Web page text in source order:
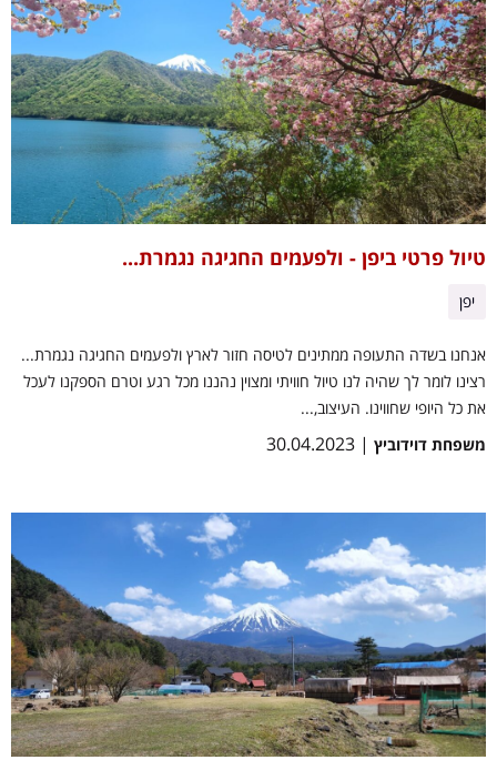
טיול פרטי ביפן - ולפעמים החגיגה נגמרת...
יפן
אנחנו בשדה התעופה ממתינים לטיסה חזור לארץ ולפעמים החגיגה נגמרת...
רצינו לומר לך שהיה לנו טיול חוויתי ומצוין נהננו מכל רגע וטרם הספקנו לעכל
את כל היופי שחווינו. העיצוב,...
משפחת דוידוביץ | 30.04.2023